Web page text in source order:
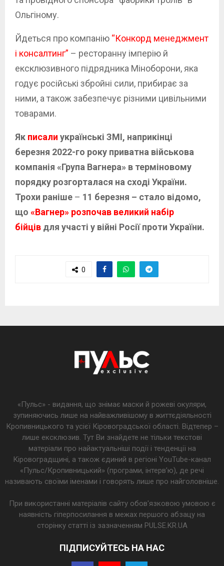
Ольгіному.
Йдеться про компанію “Конкорд менеджмент
і консалтинг” – ресторанну імперію й
ексклюзивного підрядника Міноборони, яка
годує російські збройні сили, прибирає за
ними, а також забезпечує різними цивільними
товарами.
Як писали українські ЗМІ, наприкінці
березня 2022-го року приватна військова
компанія «Група Вагнера» в терміновому
порядку розгорталася на сході України.
Трохи раніше – 11 березня – стало відомо,
що «Вагнер» розпочав великий набір
бійців для участі у війні Росії проти України.
0
«Пульс» - видання, що знімає маски й рожеві окуляри,
зупиняючись лише на найважливішому в життєдіяльності
Кропивницького та усієї Кіровоградської області. Відтепер –
лише ексклюзив. Тут Ви знайдете не тільки текстові
матеріали про найактуальніші події і тенденції на
Кіровоградщині, а також єдиний в регіоні YouTube-канал
«Пульс/Кропивницький» (програми, інтерв’ю), де речі
називають своїми іменами і говорять лише про найголовніше.
При використанні матеріалів сайту обов'язковою умовою є
наявність гіперпосилання в межах першого абзацу на
сторінку статті із зазначенням PULSE.KR.UA
ПІДПИСУЙТЕСЬ НА НАС